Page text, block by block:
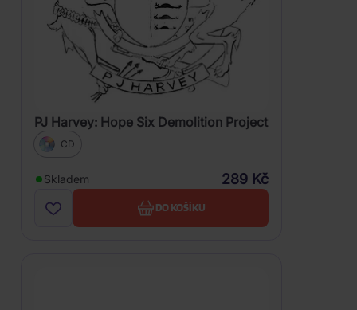
PJ Harvey: Hope Six Demolition Project
CD
Skladem 289 Kč
DO KOŠÍKU